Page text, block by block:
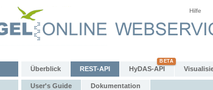
Hilfe
Überblick REST-API HyDAS-API
User's Guide Dokumentation